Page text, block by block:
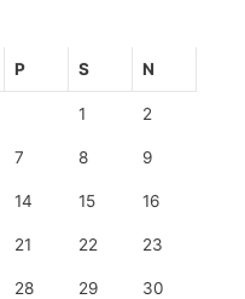
P S N
1 2
7 8 9
14 15 16
21 22 23
28 29 30